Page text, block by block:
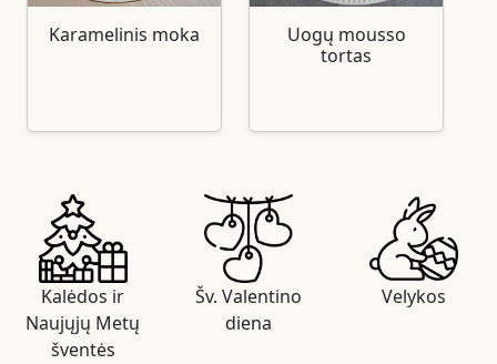
Karamelinis moka
Uogų mousso
tortas
Kalėdos ir
Naujųjų Metų
šventės
Šv. Valentino
diena
Velykos